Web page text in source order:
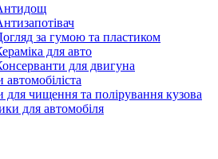
за гумою та пластиком
для авто
для двигуна
для чищення та полірування кузова
для автомобіля